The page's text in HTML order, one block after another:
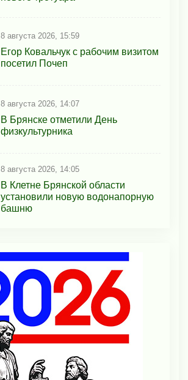
8 августа 2026, 15:59
Егор Ковальчук с рабочим визитом
посетил Почеп
8 августа 2026, 14:07
В Брянске отметили День
физкультурника
8 августа 2026, 14:05
В Клетне Брянской области
установили новую водонапорную
башню